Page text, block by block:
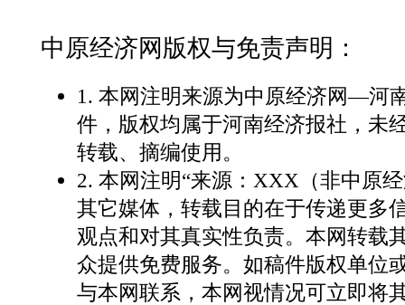
中原经济网版权与免责声明：
1. 本网注明来源为中原经济网—河
件，版权均属于河南经济报社，未
转载、摘编使用。
2. 本网注明“来源：XXX（非中原
其它媒体，转载目的在于传递更多
观点和对其真实性负责。本网转载
众提供免费服务。如稿件版权单位
与本网联系，本网视情况可立即将